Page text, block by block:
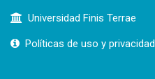
Universidad Finis Terrae
Políticas de uso y privacidad